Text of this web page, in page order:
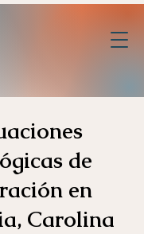
de
en
Carolina